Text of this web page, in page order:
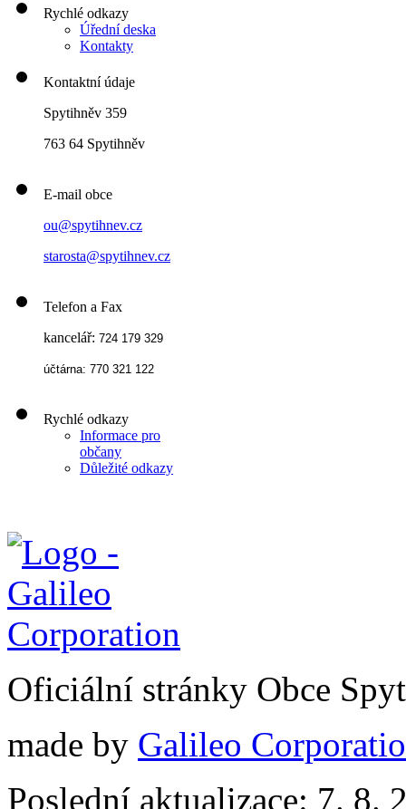
Rychlé odkazy
Úřední deska
Kontakty
Kontaktní údaje
Spytihněv 359
763 64 Spytihněv
E-mail obce
ou@spytihnev.cz
starosta@spytihnev.cz
Telefon a Fax
kancelář: 724 179 329
účtárna: 770 321 122
Rychlé odkazy
Informace pro
občany
Důležité odkazy
Oficiální stránky Obce
made by Galileo
Poslední aktualizace: 7. 8.